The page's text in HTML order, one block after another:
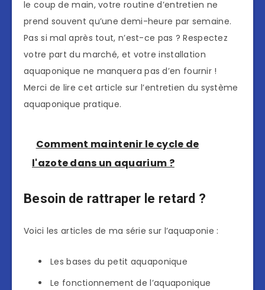
le coup de main, votre routine d’entretien ne
prend souvent qu’une demi-heure par semaine.
Pas si mal après tout, n’est-ce pas ? Respectez
votre part du marché, et votre installation
aquaponique ne manquera pas d’en fournir !
Merci de lire cet article sur l’entretien du système
aquaponique pratique.
Comment maintenir le cycle de
l'azote dans un aquarium ?
Besoin de rattraper le retard ?
Voici les articles de ma série sur l’aquaponie :
Les bases du petit aquaponique
Le fonctionnement de l’aquaponique